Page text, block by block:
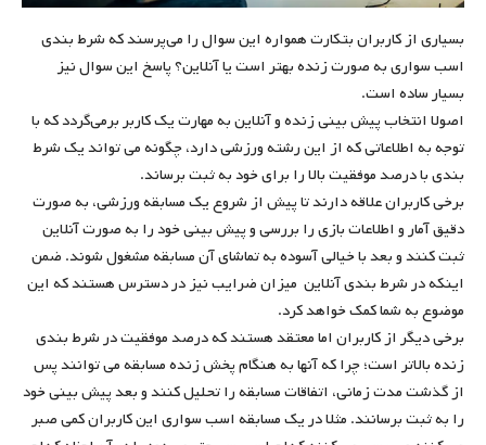
بسیاری از کاربران بتکارت همواره این سوال را می‌پرسند که شرط بندی
اسب سواری به صورت زنده بهتر است یا آنلاین؟ پاسخ این سوال نیز
بسیار ساده است.
اصولا انتخاب پیش بینی زنده و آنلاین به مهارت یک کاربر برمی‌گردد که با
توجه به اطلاعاتی که از این رشته ورزشی دارد، چگونه می تواند یک شرط
بندی با درصد موفقیت بالا را برای خود به ثبت برساند.
برخی کاربران علاقه دارند تا پیش از شروع یک مسابقه ورزشی، به صورت
دقیق آمار و اطلاعات بازی را بررسی و پیش بینی خود را به صورت آنلاین
ثبت کنند و بعد با خیالی آسوده به تماشای آن مسابقه مشغول شوند. ضمن
اینکه در شرط بندی آنلاین میزان ضرایب نیز در دسترس هستند که این
موضوع به شما کمک خواهد کرد.
برخی دیگر از کاربران اما معتقد هستند که درصد موفقیت در شرط بندی
زنده بالاتر است؛ چرا که آنها به هنگام پخش زنده مسابقه می توانند پس
از گذشت مدت زمانی، اتفاقات مسابقه را تحلیل کنند و بعد پیش بینی خود
را به ثبت برسانند. مثلا در یک مسابقه اسب سواری این کاربران کمی صبر